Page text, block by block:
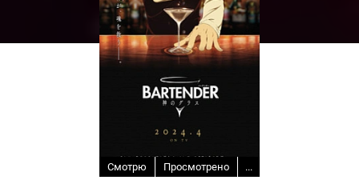
Смотрю Просмотрено ...